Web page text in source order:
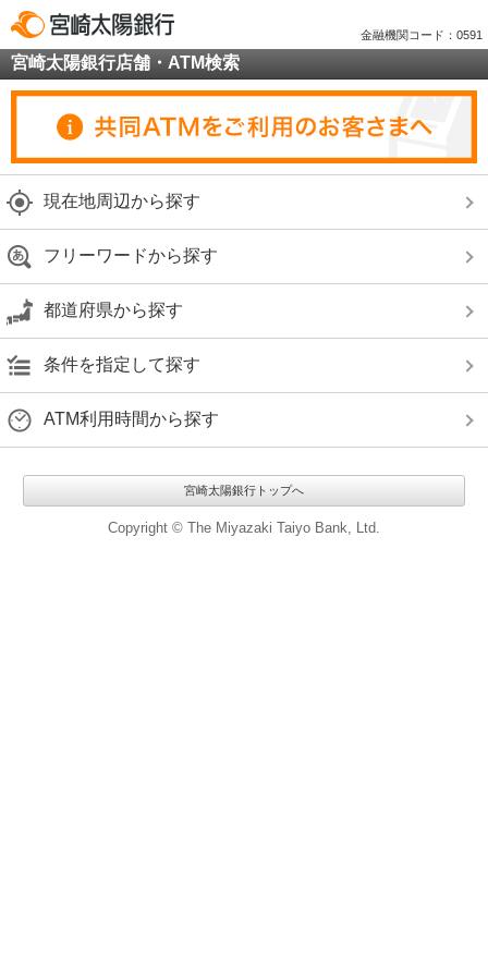
金融機関コード：0591
宮崎太陽銀行店舗・ATM検索
現在地周辺から探す
フリーワードから探す
都道府県から探す
条件を指定して探す
ATM利用時間から探す
宮崎太陽銀行トップへ
Copyright © The Miyazaki Taiyo Bank, Ltd.